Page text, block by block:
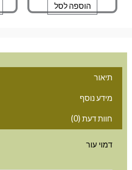
הוספה לסל
תיאור
מידע נוסף
חוות דעת (0)
דמוי עור